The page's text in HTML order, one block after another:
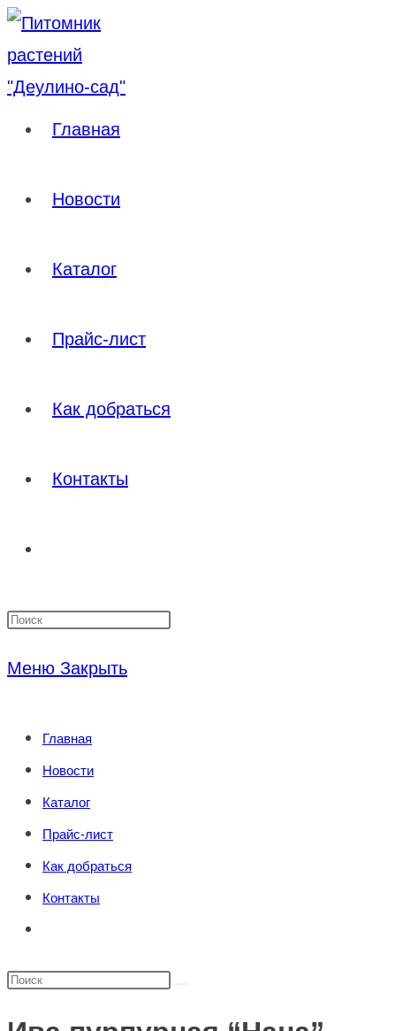
Перейти
к
содержимому
Главная
Новости
Каталог
Прайс-лист
Как добраться
Контакты
поиск
сайту
Нажмите
Меню Закрыть
Главная
Новости
Каталог
Прайс-лист
Как добраться
Контакты
по
Поиск